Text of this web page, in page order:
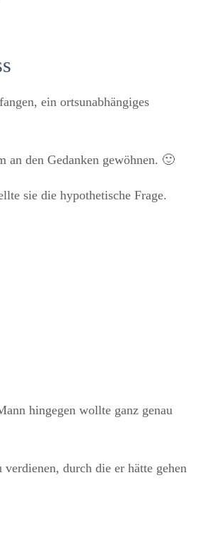
ein ortsunabhängiges
an den Gedanken gewöhnen. 🙂
sie die hypothetische Frage.
hingegen wollte ganz genau
durch die er hätte gehen